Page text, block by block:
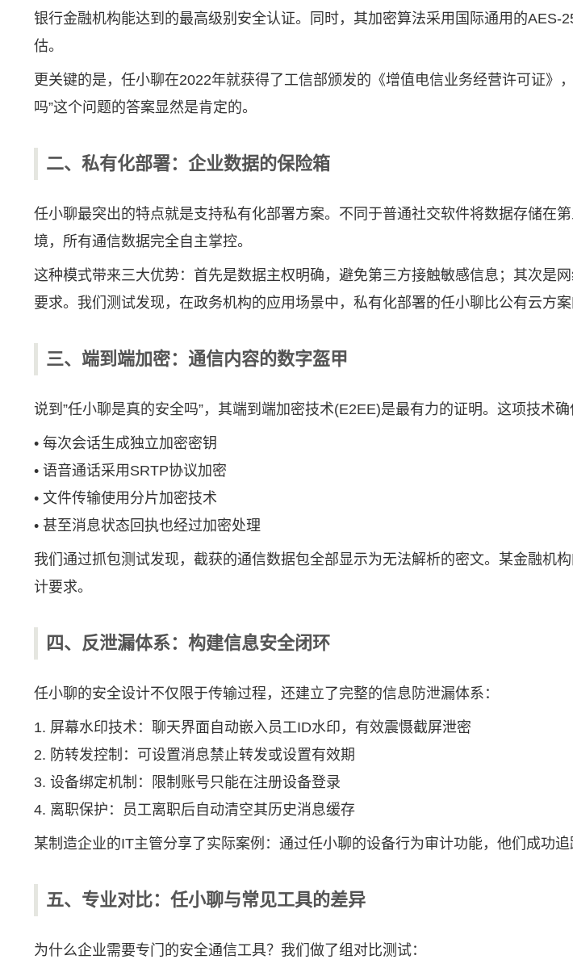
银行金融机构能达到的最高级别安全认证。同时，其加密算法采用国际通用的
估。
更关键的是，任小聊在2022年就获得了工信部颁发的《增值电信业务经营许可证
吗”这个问题的答案显然是肯定的。
二、私有化部署：企业数据的保险箱
任小聊最突出的特点就是支持私有化部署方案。不同于普通社交软件将数据存储在
境，所有通信数据完全自主掌控。
这种模式带来三大优势：首先是数据主权明确，避免第三方接触敏感信息；其次是
要求。我们测试发现，在政务机构的应用场景中，私有化部署的任小聊比公有云方案
三、端到端加密：通信内容的数字盔甲
说到”任小聊是真的安全吗”，其端到端加密技术(E2EE)是最有力的证明。这项技术
• 每次会话生成独立加密密钥
• 语音通话采用SRTP协议加密
• 文件传输使用分片加密技术
• 甚至消息状态回执也经过加密处理
我们通过抓包测试发现，截获的通信数据包全部显示为无法解析的密文。某金融机
计要求。
四、反泄漏体系：构建信息安全闭环
任小聊的安全设计不仅限于传输过程，还建立了完整的信息防泄漏体系：
1. 屏幕水印技术：聊天界面自动嵌入员工ID水印，有效震慑截屏泄密
2. 防转发控制：可设置消息禁止转发或设置有效期
3. 设备绑定机制：限制账号只能在注册设备登录
4. 离职保护：员工离职后自动清空其历史消息缓存
某制造企业的IT主管分享了实际案例：通过任小聊的设备行为审计功能，他们成功
五、专业对比：任小聊与常见工具的差异
为什么企业需要专门的安全通信工具？我们做了组对比测试：